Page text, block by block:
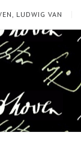
LUDWIG VAN